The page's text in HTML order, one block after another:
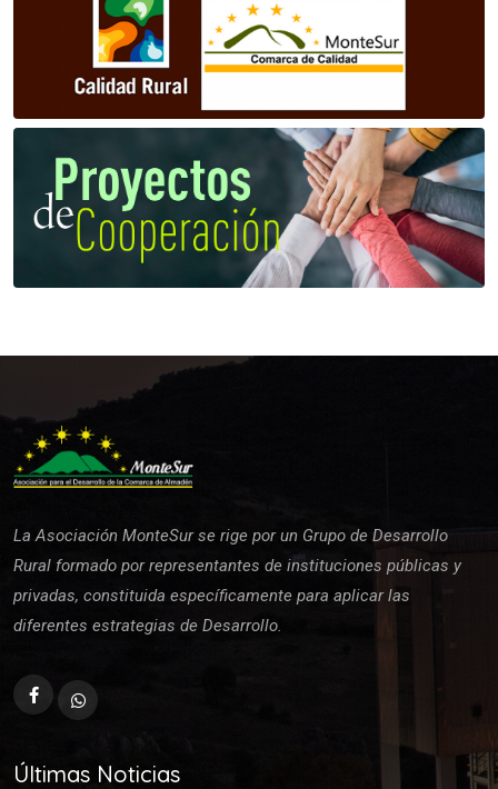
La Asociación MonteSur se rige por un Grupo de Desarrollo
Rural formado por representantes de instituciones públicas y
privadas, constituida específicamente para aplicar las
diferentes estrategias de Desarrollo.
Últimas Noticias